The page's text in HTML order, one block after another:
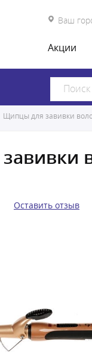
Ваш
Акции
Щипцы для завивки
Оставить отзыв